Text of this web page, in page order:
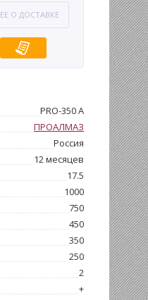
О ДОСТАВКЕ
PRO-350 A
ПРОАЛМАЗ
Россия
12 месяцев
17.5
1000
750
450
350
250
2
+